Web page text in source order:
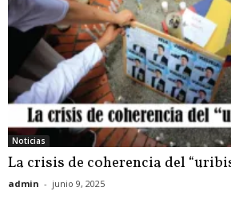
Noticias
La crisis de coherencia del
admin - junio 9, 2025